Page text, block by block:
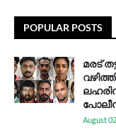
POPULAR POSTS
മരട്
August